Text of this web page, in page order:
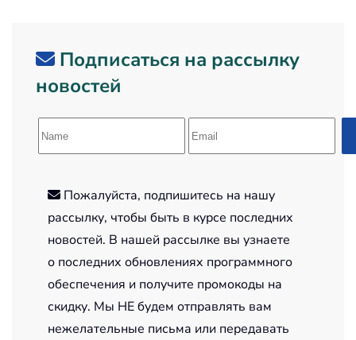
Подписаться на рассылку
новостей
Пожалуйста, подпишитесь на нашу
рассылку, чтобы быть в курсе последних
новостей. В нашей рассылке вы узнаете
о последних обновлениях программного
обеспечения и получите промокоды на
скидку. Мы НЕ будем отправлять вам
нежелательные письма или передавать